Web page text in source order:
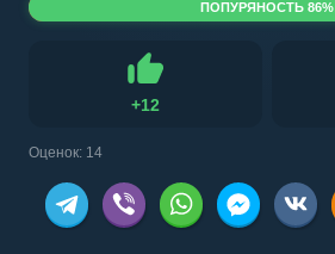
+12
Нравится
Оценок: 14
ПОПУРЯНОСТЬ 86%